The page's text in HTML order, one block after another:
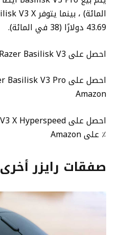
43.69 دولارًا (38 في المائة).
احصل على Razer Basilisk V3 بخصم 48 ٪ على Amazon
Amazon
٪ على Amazon
صفقات رايزر أخرى